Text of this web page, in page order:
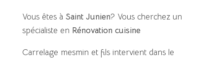
Vous êtes à Saint Junien? Vous cherchez un
spécialiste en Rénovation cuisine
Carrelage mesmin et fils intervient dans le